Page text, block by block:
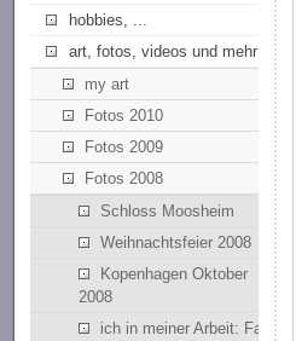
hobbies, ...
art, fotos, videos und mehr
my art
Fotos 2010
Fotos 2009
Fotos 2008
Schloss Moosheim
Weihnachtsfeier 2008
Kopenhagen Oktober
2008
ich in meiner Arbeit: Fast